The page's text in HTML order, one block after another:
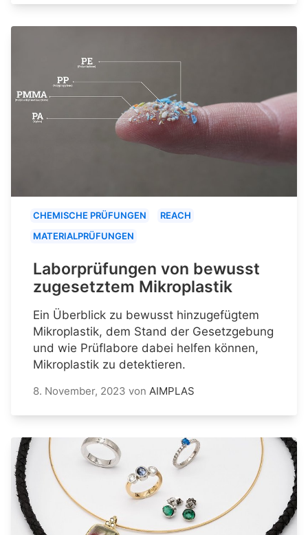
CHEMISCHE PRÜFUNGEN
REACH
MATERIALPRÜFUNGEN
Laborprüfungen von bewusst
zugesetztem Mikroplastik
Ein Überblick zu bewusst hinzugefügtem
Mikroplastik, dem Stand der Gesetzgebung
und wie Prüflabore dabei helfen können,
Mikroplastik zu detektieren.
8. November, 2023 von AIMPLAS